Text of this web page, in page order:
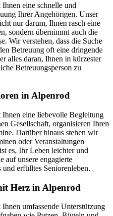
eine schnelle und
Ihrer Angehörigen. Unser
nur darum, Ihnen rasch eine
sondern übernimmt auch die
Wir verstehen, dass die Suche
Betreuung oft eine dringende
alles daran, Ihnen in kürzester
Betreuungsperson zu
in Alpenrod
Ihnen eine liebevolle Begleitung
Gesellschaft, organisieren Ihren
Darüber hinaus stehen wir
oder Veranstaltungen
es, Ihr Leben leichter und
auf unsere engagierte
erfülltes Seniorenleben.
Herz in Alpenrod
umfassende Unterstützung